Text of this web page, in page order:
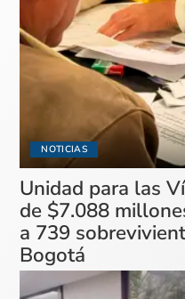
NOTICIAS
Unidad para las
de $7.088
a 739
Bogotá